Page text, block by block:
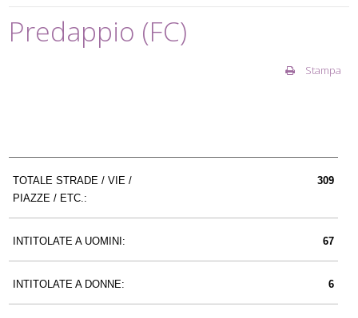
Predappio (FC)
Stampa
TOTALE STRADE / VIE /
PIAZZE / ETC.:
309
INTITOLATE A UOMINI: 67
INTITOLATE A DONNE: 6